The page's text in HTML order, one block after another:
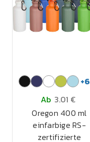
+6
Ab 3.01 €
Oregon 400 ml
einfarbige RS-
zertifizierte